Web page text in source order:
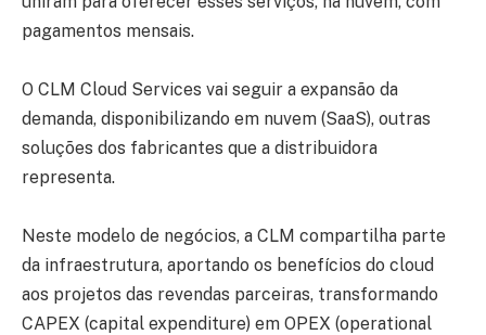
pagamentos mensais.
O CLM Cloud Services vai seguir a expansão da
demanda, disponibilizando em nuvem (SaaS), outras
soluções dos fabricantes que a distribuidora
representa.
Neste modelo de negócios, a CLM compartilha parte
da infraestrutura, aportando os benefícios do cloud
aos projetos das revendas parceiras, transformando
CAPEX (capital expenditure) em OPEX (operational